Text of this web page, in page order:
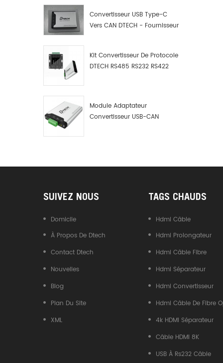
Convertisseur USB Type-C
Vers CAN DTECH - Fournisseur
Kit Convertisseur De Protocole
DTECH RS485 RS232 RS422
Module Adaptateur
Convertisseur USB-CAN
SUIVEZ NOUS
Domicile
À Propos De Dtech
Contact Dtech
Nouvelles
Blog
Plan Du Site
XML
TAGS CHAUDS
Hdmi Câble
Hdmi Prolongateur
Hdmi Câble Fibre
Hdmi Séparateur
Hdmi Convertisseur
Hdmi Câble De Fibre
4k HDMI Séparateur
Câble HDMI 8K
USB À Rs232 Câble